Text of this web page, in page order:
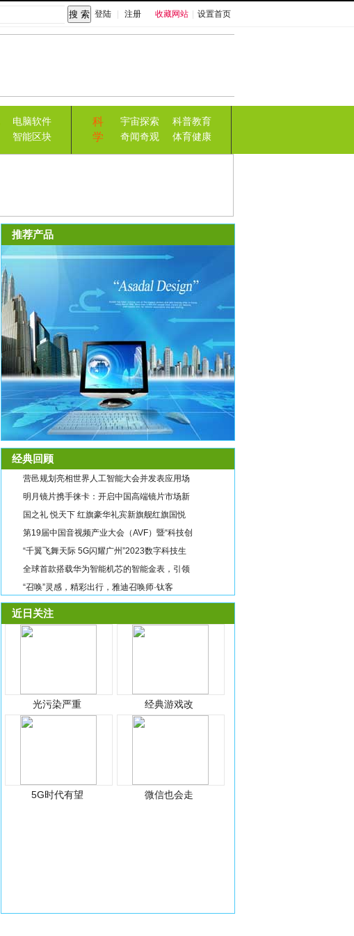
收藏网站 设置首页
登陆 注册
电脑软件
智能区块
科
学
宇宙探索
科普教育
奇闻奇观
体育健康
推荐产品
经典回顾
营邑规划亮相世界人工智能大会并发表应用场
明月镜片携手徕卡：开启中国高端镜片市场新
国之礼 悦天下 红旗豪华礼宾新旗舰红旗国悦
第19届中国音视频产业大会（AVF）暨“科技创
“千翼飞舞天际 5G闪耀广州”2023数字科技生
全球首款搭载华为智能机芯的智能金表，引领
“召唤”灵感，精彩出行，雅迪召唤师·钛客
近日关注
光污染严重 经典游戏改
5G时代有望 微信也会走